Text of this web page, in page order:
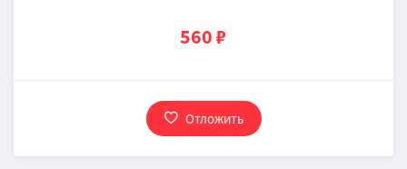
560 ₽
Отложить